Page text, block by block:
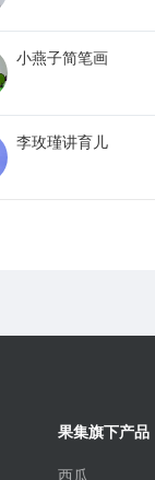
小燕子简笔画
李玫瑾讲育儿
果集旗下产品
西瓜